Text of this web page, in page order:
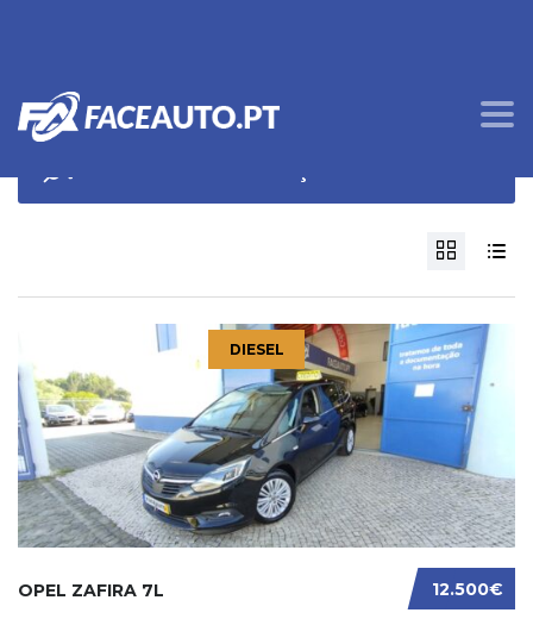
DIESEL
12.500€
OPEL ZAFIRA 7L